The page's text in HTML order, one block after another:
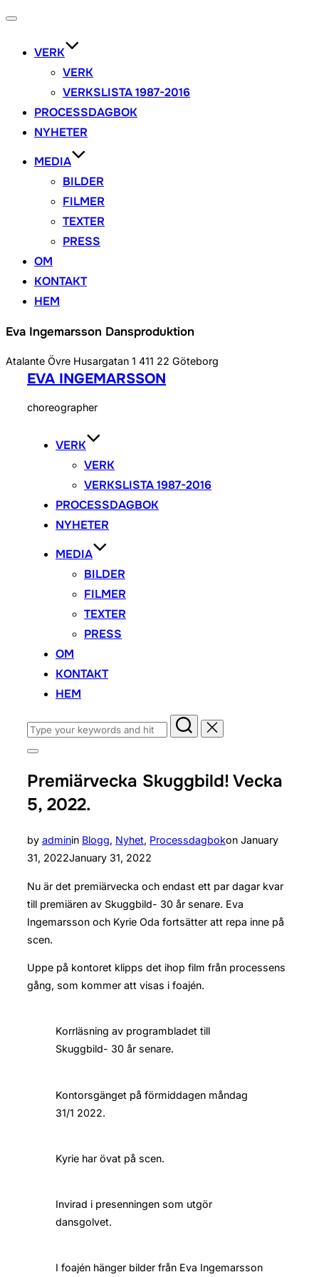
Toggle
VERK
VERK
VERKSLISTA 1987-2016
PROCESSDAGBOK
NYHETER
MEDIA
BILDER
FILMER
TEXTER
PRESS
OM
KONTAKT
HEM
Eva Ingemarsson Dansproduktion
Atalante Övre Husargatan 1 411 22 Göteborg
content
EVA INGEMARSSON
choreographer
VERK
VERK
VERKSLISTA 1987-2016
PROCESSDAGBOK
NYHETER
MEDIA
BILDER
FILMER
TEXTER
PRESS
OM
KONTAKT
HEM
Search
for:
Toggle
&
navigation
Premiärvecka Skuggbild! Vecka
5, 2022.
by adminin Blogg, Nyhet, Processdagbokon Posted
January
31, 2022January 31, 2022
Nu är det premiärvecka och endast ett par dagar kvar
till premiären av Skuggbild- 30 år senare. Eva
Ingemarsson och Kyrie Oda fortsätter att repa inne på
scen.
Uppe på kontoret klipps det ihop film från processens
gång, som kommer att visas i foajén.
Korrläsning av programbladet till
Skuggbild- 30 år senare.
Kontorsgänget på förmiddagen måndag
31/1 2022.
Kyrie har övat på scen.
Invirad i presenningen som utgör
dansgolvet.
I foajén hänger bilder från Eva Ingemarsson